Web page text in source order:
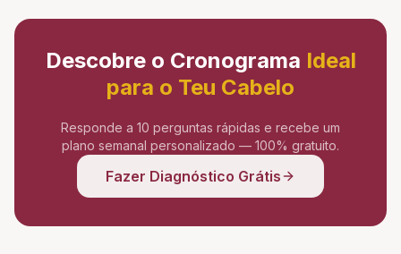
Descobre o Cronograma Ideal
para o Teu Cabelo
Responde a 10 perguntas rápidas e recebe um
plano semanal personalizado — 100% gratuito.
Fazer Diagnóstico Grátis